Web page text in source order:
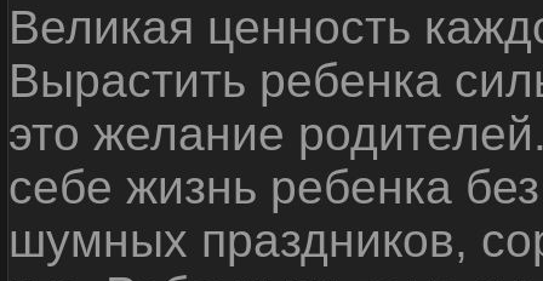
Великая ценность
Вырастить ребенка
это желание
себе жизнь ребенка
шумных праздников,